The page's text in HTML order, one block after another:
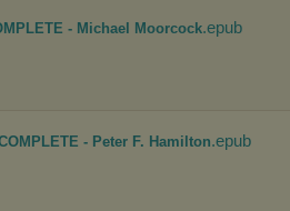
Wyrażenie sprzeciwu
będzie dopasowana do
Istnieje możliwość zmiany
sposób uniemożliwiający
urządzeniu końcowym.
dokonując odpowiednich
internetowej.
Pełną informację na
- Michael Moorcock.epub
- Peter F. Hamilton.epub